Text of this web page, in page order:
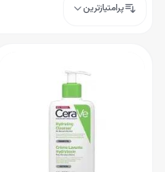
پرامتیازترین